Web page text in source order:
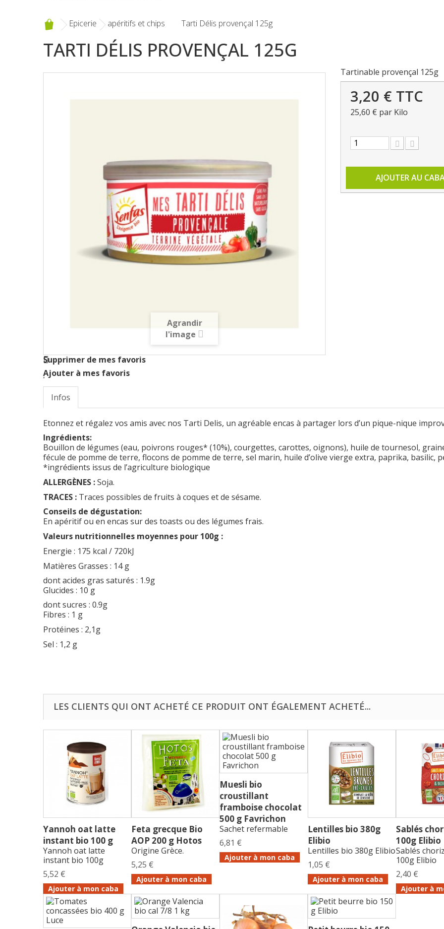
Epicerie apéritifs et chips Tarti Délis provençal 125g
TARTI DÉLIS PROVENÇAL 125G
Agrandir
l'image
Supprimer de mes favoris
Ajouter à mes favoris
Tartinable provençal 125g
3,20 € TTC
25,60 € par Kilo
AJOUTER AU
Infos
Etonnez et régalez vos amis avec nos Tarti Delis, un agréable encas à partager lors d’un pique-nique
Ingrédients:
Bouillon de légumes (eau, poivrons rouges* (10%), courgettes, carottes, oignons), huile de tournesol,
fécule de pomme de terre, flocons de pomme de terre, sel marin, huile d’olive vierge extra, paprika, basilic,
*ingrédients issus de l’agriculture biologique
ALLERGÈNES :Soja.
TRACES : Traces possibles de fruits à coques et de sésame.
Conseils de dégustation:
En apéritif ou en encas sur des toasts ou des légumes frais.
Valeurs nutritionnelles moyennes pour 100g :
Energie : 175 kcal / 720kJ
Matières Grasses : 14 g
dont acides gras saturés : 1.9g
Glucides : 10 g
dont sucres : 0.9g
Fibres : 1 g
Protéines : 2,1g
Sel : 1,2 g
LES CLIENTS QUI ONT ACHETÉ CE PRODUIT ONT ÉGALEMENT ACHETÉ...
Yannoh oat latte
instant bio 100 g
Yannoh oat latte
instant bio 100g
5,52 €
Ajouter à mon caba
Feta grecque Bio
AOP 200 g Hotos
Origine Grèce.
5,25 €
Ajouter à mon caba
Muesli bio
croustillant
framboise chocolat
500 g Favrichon
Sachet refermable
6,81 €
Ajouter à mon caba
Lentilles bio 380g
Elibio
Lentilles bio 380g Elibio
1,05 €
Ajouter à mon caba
Sablés
100g Elibio
Sablés
100g Elibio
2,40 €
Ajouter à